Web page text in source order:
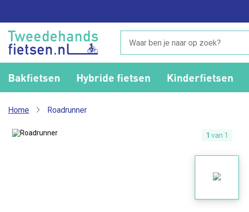
Bakfietsen Hybride fietsen Kinderfietsen
Home Roadrunner
1 van 1